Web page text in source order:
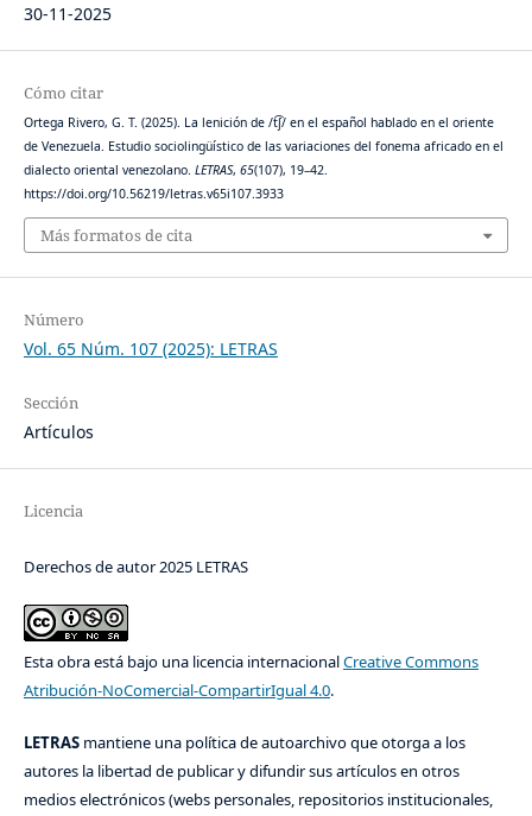
30-11-2025
Cómo citar
Ortega Rivero, G. T. (2025). La lenición de /t͡ʃ/ en el español hablado en el oriente
de Venezuela. Estudio sociolingüístico de las variaciones del fonema africado en el
dialecto oriental venezolano. LETRAS, 65(107), 19–42.
https://doi.org/10.56219/letras.v65i107.3933
Más formatos de cita
Número
Vol. 65 Núm. 107 (2025): LETRAS
Sección
Artículos
Licencia
Derechos de autor 2025 LETRAS
Esta obra está bajo una licencia internacionalCreative Commons
Atribución-NoComercial-CompartirIgual 4.0.
LETRASmantiene una política de autoarchivo que otorga a los
autores la libertad de publicar y difundir sus artículos en otros
medios electrónicos (webs personales, repositorios institucionales,